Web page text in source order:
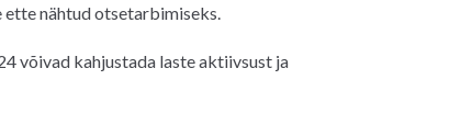
ette nähtud otsetarbimiseks.
võivad kahjustada laste aktiivsust ja